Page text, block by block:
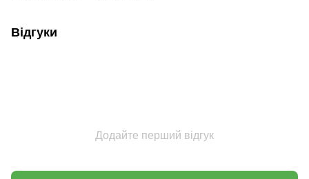
Відгуки
Додайте перший відгук